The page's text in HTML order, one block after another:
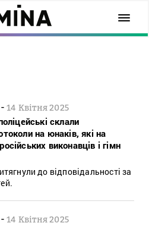
-14 Квітня 2025
склали
на юнаків, які на
виконавців і гімн
до відповідальності за
-14 Квітня 2025